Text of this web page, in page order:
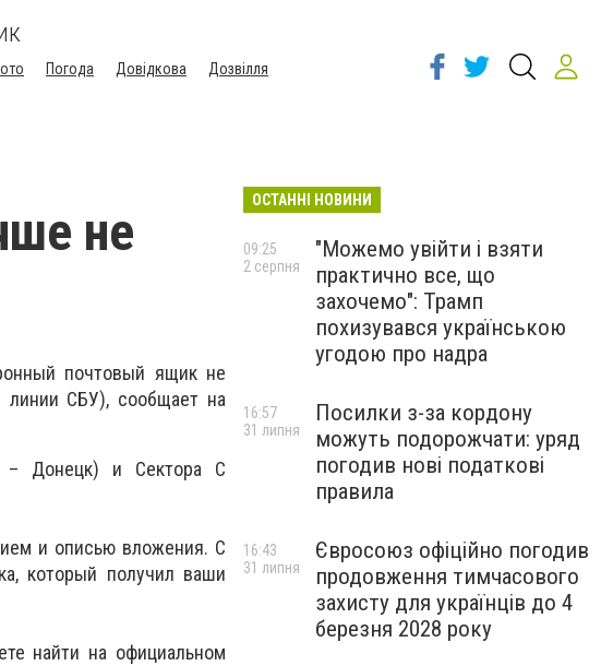
Погода Довідкова
Дозвілля
не
почтовый ящик не
линии СБУ), сообщает на
– Донецк) и Сектора С
и описью вложения. С
который получил ваши
найти на официальном
ОСТАННІ НОВИНИ
"Можемо увійти і взяти
практично все, що
захочемо": Трамп
похизувався українською
угодою про надра
09:25
2 серпня
Посилки з-за кордону
можуть подорожчати: уряд
погодив нові податкові
правила
16:57
31 липня
Євросоюз офіційно погодив
продовження тимчасового
захисту для українців до 4
березня 2028 року
16:43
31 липня